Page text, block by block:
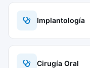
Implantología
Cirugía Oral